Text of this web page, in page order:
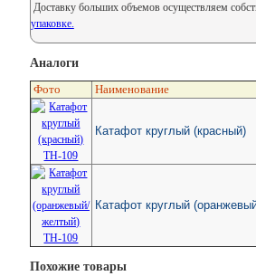
Доставку больших объемов осуществляем
упаковке.
Аналоги
Фото Наименование
Катафот круглый (красный)
Катафот круглый
Похожие товары